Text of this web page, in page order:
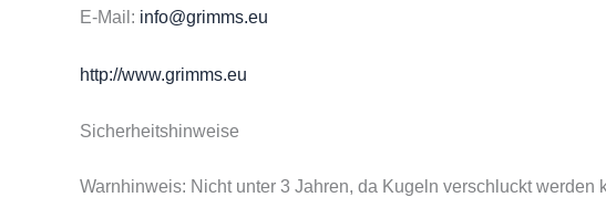
E-Mail: info@grimms.eu
http://www.grimms.eu
Sicherheitshinweise
Warnhinweis: Nicht unter 3 Jahren, da Kugeln verschluckt werden